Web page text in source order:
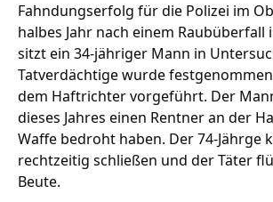
Newsreader
Stellenangebote
Fahndungserfolg für die Polizei im
halbes Jahr nach einem
sitzt ein 34-jähriger Mann in
Tatverdächtige wurde
dem Haftrichter vorgeführt. Der
dieses Jahres einen Rentner an der
Waffe bedroht haben. Der 74-Jährge
rechtzeitig schließen und der Täter
Beute.